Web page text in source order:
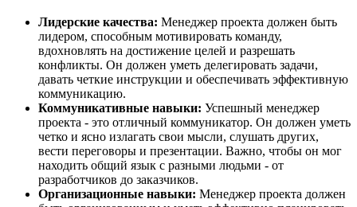
Лидерские качества: Менеджер проекта должен быть
лидером, способным мотивировать команду,
вдохновлять на достижение целей и разрешать
конфликты. Он должен уметь делегировать задачи,
давать четкие инструкции и обеспечивать эффективную
коммуникацию.
Коммуникативные навыки: Успешный менеджер
проекта - это отличный коммуникатор. Он должен уметь
четко и ясно излагать свои мысли, слушать других,
вести переговоры и презентации. Важно, чтобы он мог
находить общий язык с разными людьми - от
разработчиков до заказчиков.
Организационные навыки: Менеджер проекта должен